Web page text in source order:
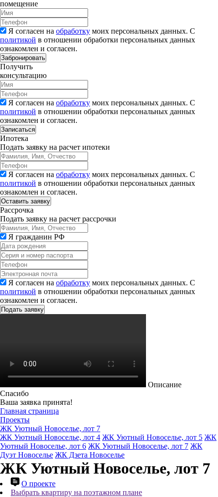
помещение
Я согласен на обработку моих персональных данных. С
политикой в отношении обработки персональных данных
ознакомлен и согласен.
Забронировать
Получить
консультацию
Я согласен на обработку моих персональных данных. С
политикой в отношении обработки персональных данных
ознакомлен и согласен.
Записаться
Ипотека
Подать заявку на расчет ипотеки
Я согласен на обработку моих персональных данных. С
политикой в отношении обработки персональных данных
ознакомлен и согласен.
Рассрочка
Подать заявку на расчет рассрочки
Я гражданин РФ
Я согласен на обработку моих персональных данных. С
политикой в отношении обработки персональных данных
ознакомлен и согласен.
Описание
Спасибо
Ваша заявка принята!
Главная страница
Проекты
ЖК Уютный Новоселье, лот 7
ЖК Уютный Новоселье, лот 4 ЖК Уютный Новоселье, лот 5 ЖК
Уютный Новоселье, лот 6 ЖК Уютный Новоселье, лот 7 ЖК
Дуэт Новоселье ЖК Дзета Новоселье
ЖК Уютный Новоселье, лот 7
О проекте
Выбрать квартиру на поэтажном плане